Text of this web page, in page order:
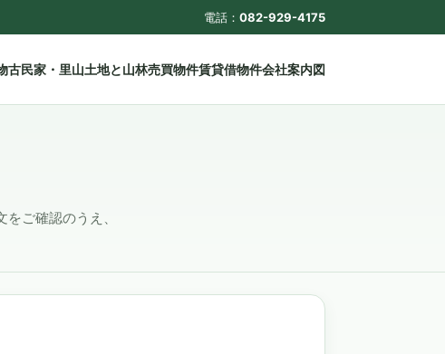
電話： 082-929-4175
古民家・里山土地と山林売買物件賃貸借物件会社案内図
ご確認のうえ、